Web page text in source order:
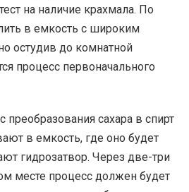
на наличие крахмала. По
в емкость с широким
остудив до комнатной
процесс первоначального
преобразования сахара в спирт
в емкость, где оно будет
гидрозатвор. Через две-три
месте процесс должен будет